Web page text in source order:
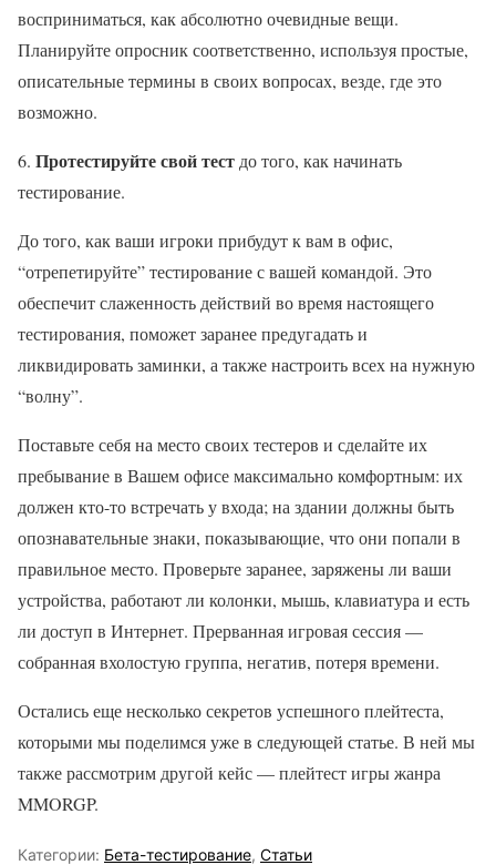
восприниматься, как абсолютно очевидные вещи.
Планируйте опросник соответственно, используя простые,
описательные термины в своих вопросах, везде, где это
возможно.
6. Протестируйте свой тест до того, как начинать
тестирование.
До того, как ваши игроки прибудут к вам в офис,
“отрепетируйте” тестирование с вашей командой. Это
обеспечит слаженность действий во время настоящего
тестирования, поможет заранее предугадать и
ликвидировать заминки, а также настроить всех на нужную
“волну”.
Поставьте себя на место своих тестеров и сделайте их
пребывание в Вашем офисе максимально комфортным: их
должен кто-то встречать у входа; на здании должны быть
опознавательные знаки, показывающие, что они попали в
правильное место. Проверьте заранее, заряжены ли ваши
устройства, работают ли колонки, мышь, клавиатура и есть
ли доступ в Интернет. Прерванная игровая сессия —
собранная вхолостую группа, негатив, потеря времени.
Остались еще несколько секретов успешного плейтеста,
которыми мы поделимся уже в следующей статье. В ней мы
также рассмотрим другой кейс — плейтест игры жанра
MMORGP.
Категории: Бета-тестирование, Статьи